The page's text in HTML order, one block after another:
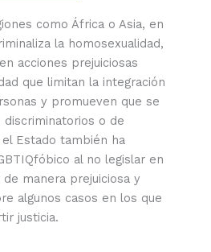
como África o Asia, en
la homosexualidad,
acciones prejuiciosas
que limitan la integración
y promueven que se
discriminatorios o de
Estado también ha
al no legislar en
manera prejuiciosa y
algunos casos en los que
justicia.